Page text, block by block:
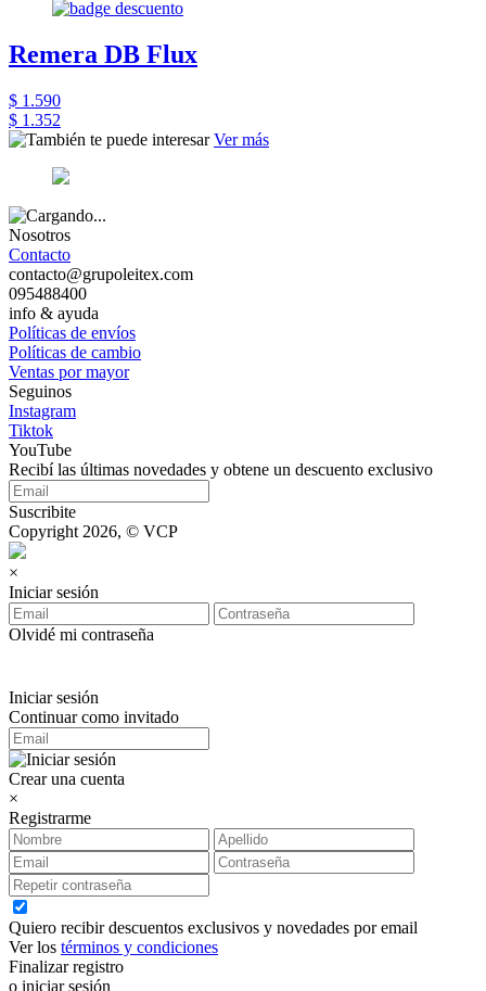
Remera DB Flux
$ 1.590
$ 1.352
Ver más
Nosotros
Contacto
contacto@grupoleitex.com
095488400
info & ayuda
Políticas de envíos
Políticas de cambio
Ventas por mayor
Seguinos
Instagram
Tiktok
YouTube
Recibí las últimas novedades y obtene un descuento exclusivo
Suscribite
Copyright 2026, © VCP
×
Iniciar sesión
Olvidé mi contraseña
Iniciar sesión
Continuar como invitado
Crear una cuenta
×
Registrarme
Quiero recibir descuentos exclusivos y novedades por email
Ver los términos y condiciones
Finalizar registro
o iniciar sesión